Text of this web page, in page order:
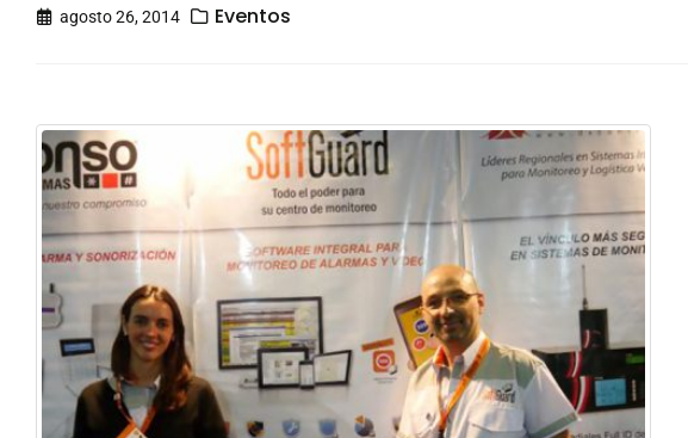
agosto 26, 2014 Eventos